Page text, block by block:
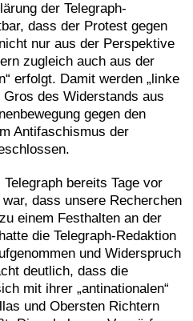
der Telegraph-
dass der Protest gegen
nur aus der Perspektive
zugleich auch aus der
erfolgt. Damit werden „linke
des Widerstands aus
gegen den
Antifaschismus der
bereits Tage vor
dass unsere Recherchen
einem Festhalten an der
die Telegraph-Redaktion
und Widerspruch
deutlich, dass die
mit ihrer „antinationalen“
und Obersten Richtern